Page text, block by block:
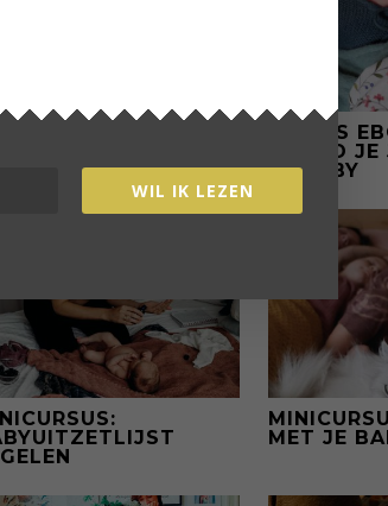
GRATIS
BEREID
JE BABY
MET JE
WIL IK LEZEN